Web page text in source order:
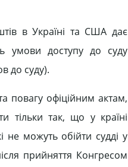
в Україні та США дає
умови доступу до суду
до суду).
повагу офіційним актам,
тільки так, що у країні
не можуть обійти судді у
прийняття Конгресом